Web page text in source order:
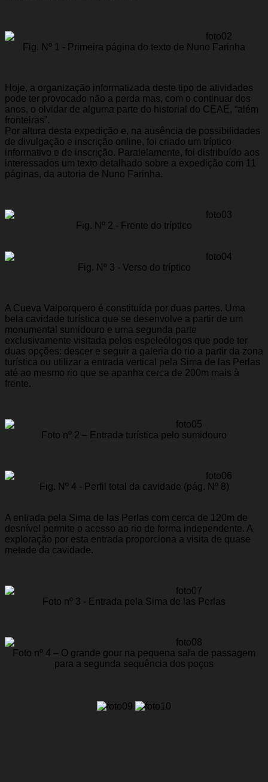
Fig. Nº 1 - Primeira página do texto de Nuno Farinha
Hoje, a organização informatizada deste tipo de atividades
pode ter provocado não a perda mas, com o continuar dos
anos, o olvidar de alguma parte do historial do CEAE, “além
fronteiras”.
Por altura desta expedição e, na ausência de possibilidades
de divulgação e inscrição online, foi criado um tríptico
informativo e de inscrição. Paralelamente, foi distribuído aos
interessados um texto detalhado sobre a expedição com 11
páginas, da autoria de Nuno Farinha.
Fig. Nº 2 - Frente do tríptico
Fig. Nº 3 - Verso do tríptico
A Cueva Valporquero é constituída por duas partes. Uma
bela cavidade turística que se desenvolve a partir de um
monumental sumidouro e uma segunda parte
exclusivamente visitada pelos espeleólogos que pode ter
duas opções: descer e seguir a galeria do rio a partir da zona
turística ou utilizar a entrada vertical pela Sima de las Perlas
até ao mesmo rio que se apanha cerca de 200m mais à
frente.
Foto nº 2 – Entrada turística pelo sumidouro
Fig. Nº 4 - Perfil total da cavidade (pág. Nº 8)
A entrada pela Sima de las Perlas com cerca de 120m de
desnível permite o acesso ao rio de forma independente. A
exploração por esta entrada proporciona a visita de quase
metade da cavidade.
Foto nº 3 - Entrada pela Sima de las Perlas
Foto nº 4 – O grande gour na pequena sala de passagem
para a segunda sequência dos poços